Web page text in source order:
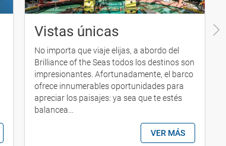
Vistas únicas
No importa que viaje elijas, a abordo del
Brilliance of the Seas todos los destinos son
impresionantes. Afortunadamente, el barco
ofrece innumerables oportunidades para
apreciar los paisajes: ya sea que te estés
balancea...
VER MÁS